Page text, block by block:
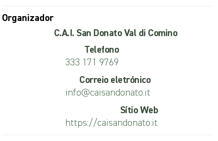
Organizador
C.A.I. San Donato Val di Comino
Telefono
333 171 9769
Correio eletrónico
info@caisandonato.it
Sítio Web
https://caisandonato.it